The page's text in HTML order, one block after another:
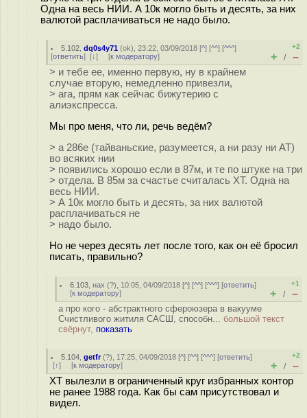
Одна на весь НИИ. А 10к могло быть и десять, за них
валютой расплачиваться не надо было.
5.102 ,dq0s4y71 (ok), 23:22, 03/09/2018 [^] [^^] [^^^]
[ответить] [↓] [к модератору]
+2
+ / –
> и тебе ее, именно первую, ну в крайнем
случае вторую, немедленно привезли,
> ага, прям как сейчас бижутерию с
алиэкспресса.
Мы про меня, что ли, речь ведём?
> а 286е (тайваньские, разумеется, а ни разу ни AT)
во всяких нии
> появились хорошо если в 87м, и те по штуке на три
> отдела. В 85м за счастье считалась XT. Одна на
весь НИИ.
> А 10к могло быть и десять, за них валютой
расплачиваться не
> надо было.
Но не через десять лет после того, как он её бросил
писать, правильно?
6.103 ,нах (?), 10:05, 04/09/2018 [^] [^^] [^^^] [ответить]
[к модератору]
+1
+ / –
а про кого - абстрактного сфероюзера в вакууме
Счистливого житиля САСШ, способн... большой текст
свёрнут, показать
5.104 ,getfr(?), 17:25, 04/09/2018 [^] [^^] [^^^] [ответить]
[↑] [к модератору]
+2
+ / –
XT вылезли в ограниченный круг избранных контор
не ранее 1988 года. Как бы сам присутствовал и
видел.